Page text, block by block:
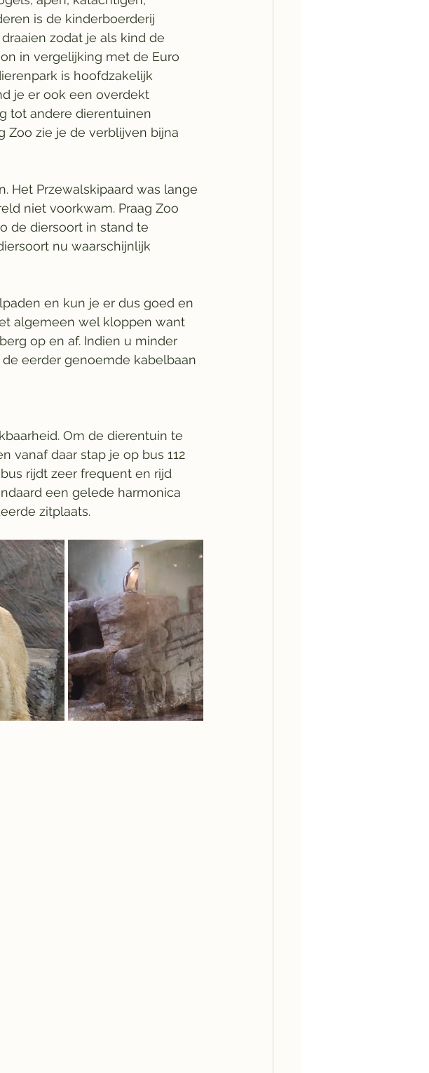
is de kinderboerderij
zodat je als kind de
in vergelijking met de Euro
is hoofdzakelijk
je er ook een overdekt
tot andere dierentuinen
Zoo zie je de verblijven bijna
Het Przewalskipaard was lange
niet voorkwam. Praag Zoo
de diersoort in stand te
nu waarschijnlijk
en kun je er dus goed en
algemeen wel kloppen want
op en af. Indien u minder
eerder genoemde kabelbaan
Om de dierentuin te
vanaf daar stap je op bus 112
rijdt zeer frequent en rijd
een gelede harmonica
zitplaats.